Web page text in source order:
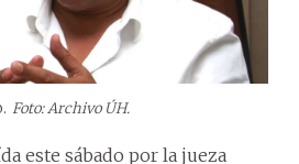
Foto: Archivo ÚH.
este sábado por la jueza